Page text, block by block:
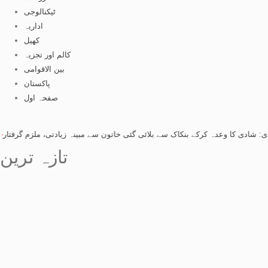
ٹیکنالوجی
اداریہ
کھیل
کالم اور تجزیہ
بین الاقوامی
پاکستان
صفحہ اول
وعدہ کرکے بنکاک سے بلائی گئی خاتون سے مبینہ زیادتی، ملزم گرفتار-
تازہ ترین